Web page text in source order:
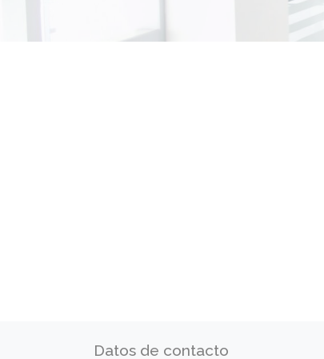
Datos de contacto